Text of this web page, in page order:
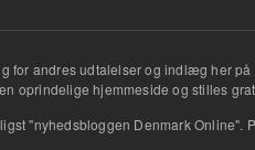
for andres udtalelser og indlæg her på
oprindelige hjemmeside og stilles
"nyhedsbloggen Denmark Online".